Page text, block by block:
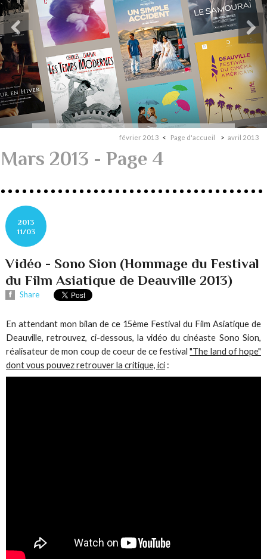
février 2013 Page d'accueil avril 2013
Mars 2013 - Page 4
2013
11/03
Vidéo - Sono Sion (Hommage du Festival
du Film Asiatique de Deauville 2013)
Share
En attendant mon bilan de ce 15ème Festival du Film Asiatique de
Deauville, retrouvez, ci-dessous, la vidéo du cinéaste Sono Sion,
réalisateur de mon coup de coeur de ce festival"The land of hope"
dont vous pouvez retrouver la critique, ici :